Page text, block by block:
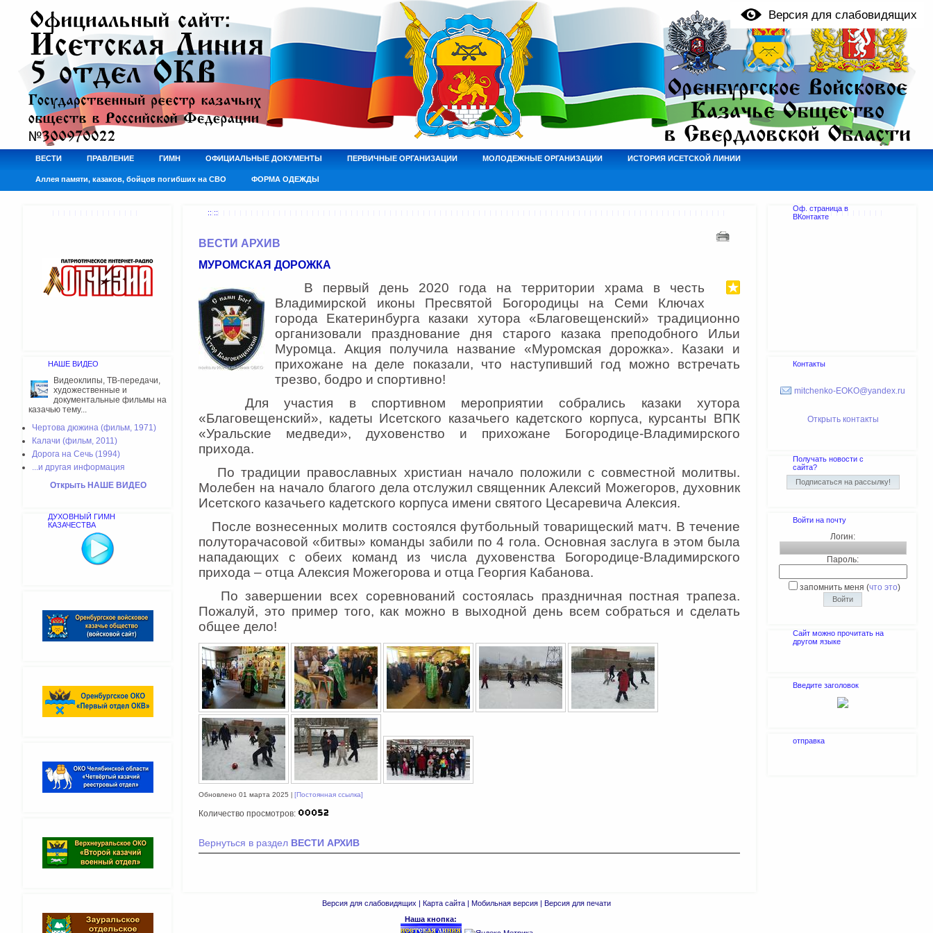
Версия для слабовидящих
ВЕСТИ ПРАВЛЕНИЕ ГИМН ОФИЦИАЛЬНЫЕ ДОКУМЕНТЫ ПЕРВИЧНЫЕ ОРГАНИЗАЦИИ МОЛОДЕЖНЫЕ ОРГАНИЗАЦИИ ИСТОРИЯ ИСЕТСКОЙ ЛИНИИ
Аллея памяти, казаков, бойцов погибших на СВО ФОРМА ОДЕЖДЫ
НАШЕ ВИДЕО
Видеоклипы, ТВ-передачи,
художественные и
документальные фильмы на
казачью тему...
Чертова дюжина (фильм, 1971)
Калачи (фильм, 2011)
Дорога на Сечь (1994)
...и другая информация
Открыть НАШЕ ВИДЕО
ДУХОВНЫЙ ГИМН
КАЗАЧЕСТВА
:: ::
ВЕСТИ АРХИВ
МУРОМСКАЯ ДОРОЖКА
В первый день 2020 года на территории храма в честь
Владимирской иконы Пресвятой Богородицы на Семи Ключах
города Екатеринбурга казаки хутора «Благовещенский» традиционно
организовали празднование дня старого казака преподобного Ильи
Муромца. Акция получила название «Муромская дорожка». Казаки и
прихожане на деле показали, что наступивший год можно встречать
трезво, бодро и спортивно!
Для участия в спортивном мероприятии собрались казаки хутора
«Благовещенский», кадеты Исетского казачьего кадетского корпуса, курсанты ВПК
«Уральские медведи», духовенство и прихожане Богородице-Владимирского
прихода.
По традиции православных христиан начало положили с совместной молитвы.
Молебен на начало благого дела отслужил священник Алексий Можегоров, духовник
Исетского казачьего кадетского корпуса имени святого Цесаревича Алексия.
После вознесенных молитв состоялся футбольный товарищеский матч. В течение
полуторачасовой «битвы» команды забили по 4 гола. Основная заслуга в этом была
нападающих с обеих команд из числа духовенства Богородице-Владимирского
прихода – отца Алексия Можегорова и отца Георгия Кабанова.
По завершении всех соревнований состоялась праздничная постная трапеза.
Пожалуй, это пример того, как можно в выходной день всем собраться и сделать
общее дело!
Обновлено 01 марта 2025 [Постоянная ссылка]
Количество просмотров:
Вернуться в раздел ВЕСТИ АРХИВ
Версия для слабовидящих | Карта сайта | Мобильная версия | Версия для печати
Наша кнопка:
Оф. страница в
ВКонтакте
Контакты
mitchenko-EOKO@yandex.ru
Открыть контакты
Получать новости с
сайта?
Войти на почту
Логин:
Пароль:
запомнить меня (что это)
Сайт можно прочитать на
другом языке
Введите заголовок
отправка